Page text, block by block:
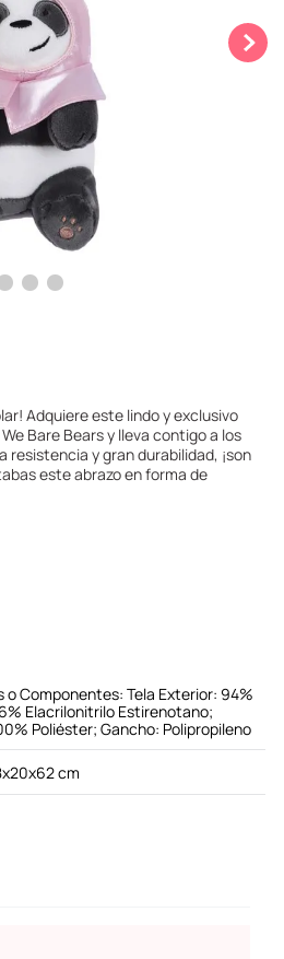
Adquiere este lindo y exclusivo
Bare Bears y lleva contigo a los
y gran durabilidad, ¡son
este abrazo en forma de
o Componentes: Tela Exterior: 94%
Elacrilonitrilo Estirenotano;
Poliéster; Gancho: Polipropileno
cm